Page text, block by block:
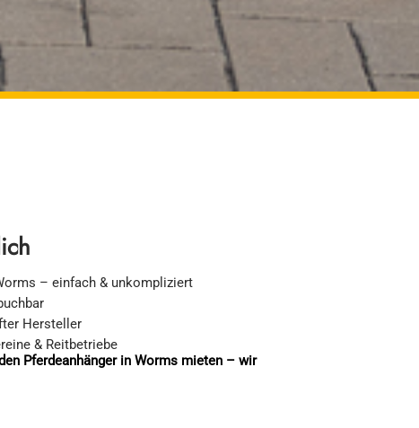
– einfach & unkompliziert
Hersteller
& Reitbetriebe
Pferdeanhänger in Worms mieten – wir